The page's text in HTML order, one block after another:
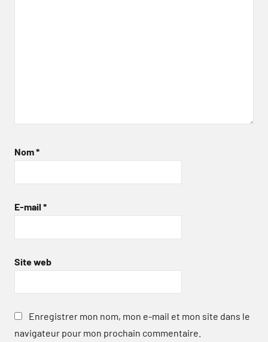
Nom*
E-mail *
Site web
Enregistrer mon nom, mon e-mail et mon site dans le
navigateur pour mon prochain commentaire.